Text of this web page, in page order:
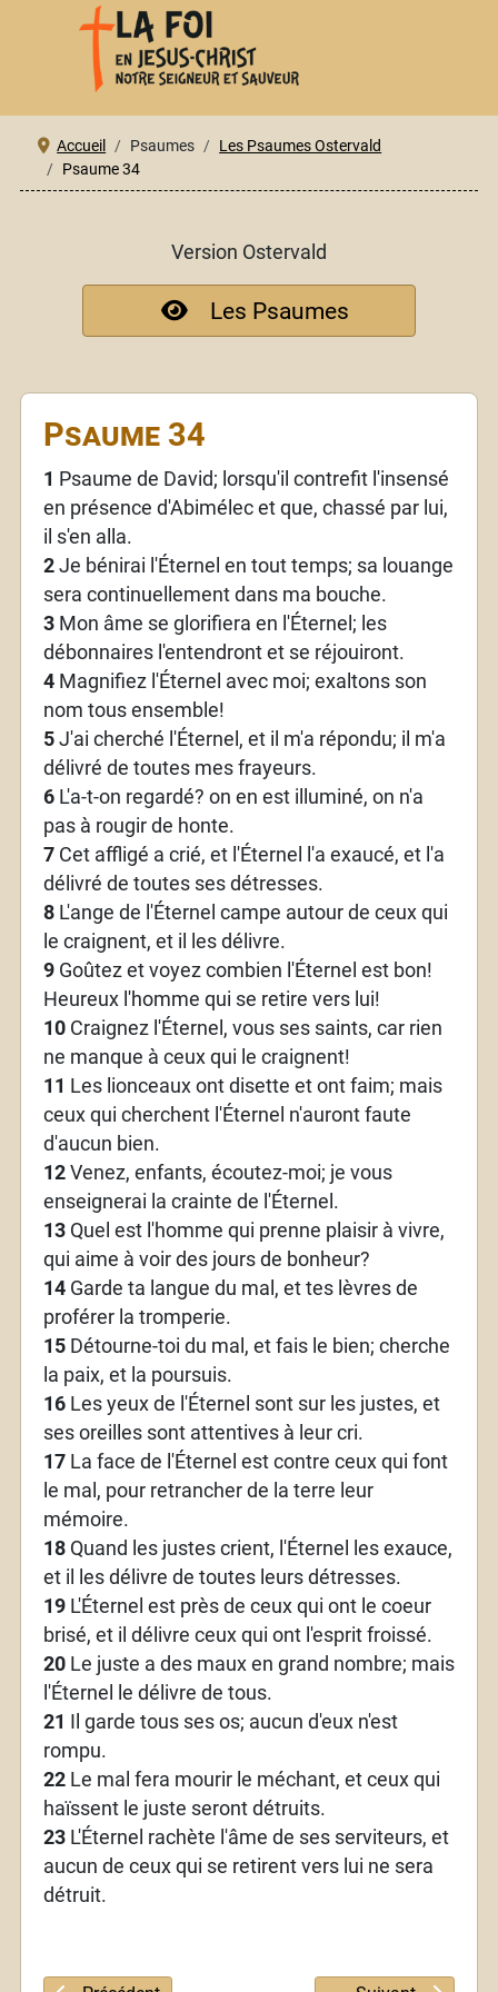
Accueil Psaumes
Les Psaumes Ostervald
Psaume 34
Version Ostervald
Les Psaumes
Psaume 34
1 Psaume de David; lorsqu'il contrefit l'insensé
en présence d'Abimélec et que, chassé par lui,
il s'en alla.
2Je bénirai l'Éternel en tout temps; sa louange
sera continuellement dans ma bouche.
3Mon âme se glorifiera en l'Éternel; les
débonnaires l'entendront et se réjouiront.
4Magnifiez l'Éternel avec moi; exaltons son
nom tous ensemble!
5J'ai cherché l'Éternel, et il m'a répondu; il m'a
délivré de toutes mes frayeurs.
6L'a-t-on regardé? on en est illuminé, on n'a
pas à rougir de honte.
7Cet affligé a crié, et l'Éternel l'a exaucé, et l'a
délivré de toutes ses détresses.
8L'ange de l'Éternel campe autour de ceux qui
le craignent, et il les délivre.
9Goûtez et voyez combien l'Éternel est bon!
Heureux l'homme qui se retire vers lui!
10Craignez l'Éternel, vous ses saints, car rien
ne manque à ceux qui le craignent!
11 Les lionceaux ont disette et ont faim; mais
ceux qui cherchent l'Éternel n'auront faute
d'aucun bien.
12Venez, enfants, écoutez-moi; je vous
enseignerai la crainte de l'Éternel.
13Quel est l'homme qui prenne plaisir à vivre,
qui aime à voir des jours de bonheur?
14Garde ta langue du mal, et tes lèvres de
proférer la tromperie.
15Détourne-toi du mal, et fais le bien; cherche
la paix, et la poursuis.
16Les yeux de l'Éternel sont sur les justes, et
ses oreilles sont attentives à leur cri.
17La face de l'Éternel est contre ceux qui font
le mal, pour retrancher de la terre leur
mémoire.
18Quand les justes crient, l'Éternel les exauce,
et il les délivre de toutes leurs détresses.
19L'Éternel est près de ceux qui ont le coeur
brisé, et il délivre ceux qui ont l'esprit froissé.
20Le juste a des maux en grand nombre; mais
l'Éternel le délivre de tous.
21 Il garde tous ses os; aucun d'eux n'est
rompu.
22Le mal fera mourir le méchant, et ceux qui
haïssent le juste seront détruits.
23L'Éternel rachète l'âme de ses serviteurs, et
aucun de ceux qui se retirent vers lui ne sera
détruit.